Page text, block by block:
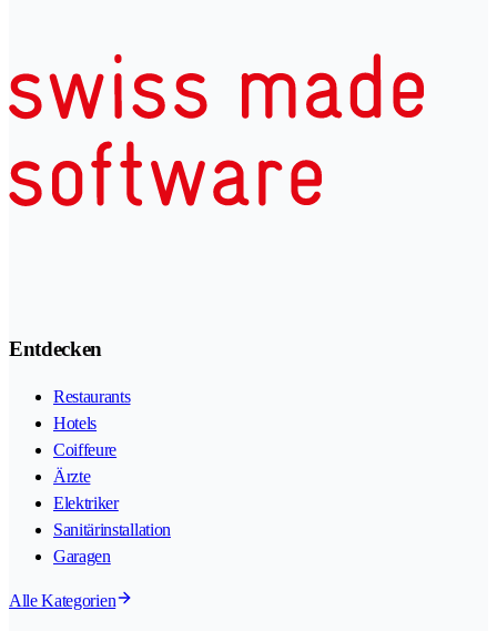
Entdecken
Restaurants
Hotels
Coiffeure
Ärzte
Elektriker
Sanitärinstallation
Garagen
Alle Kategorien